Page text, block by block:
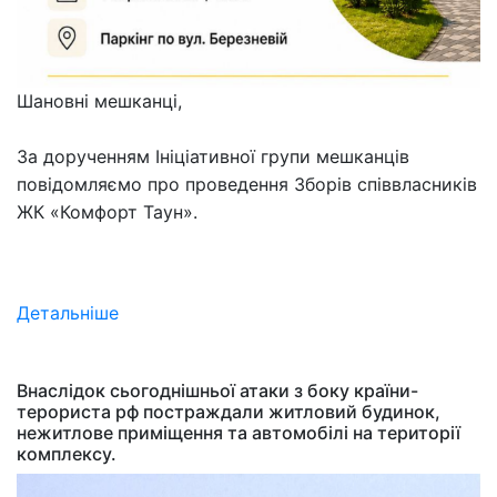
Шановні мешканці,
За дорученням Ініціативної групи мешканців
повідомляємо про проведення Зборів співвласників
ЖК «Комфорт Таун».
Детальніше
Внаслідок сьогоднішньої атаки з боку країни-
терориста рф постраждали житловий будинок,
нежитлове приміщення та автомобілі на території
комплексу.